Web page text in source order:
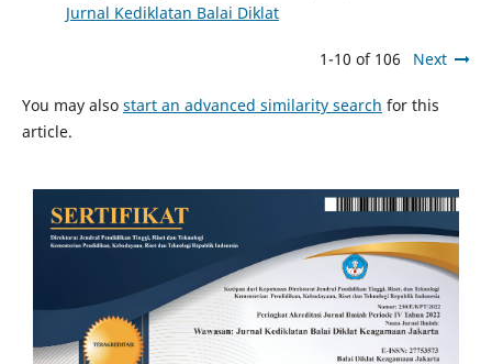
Jurnal Kediklatan Balai Diklat
1-10 of 106 Next
You may also start an advanced similarity search for this
article.